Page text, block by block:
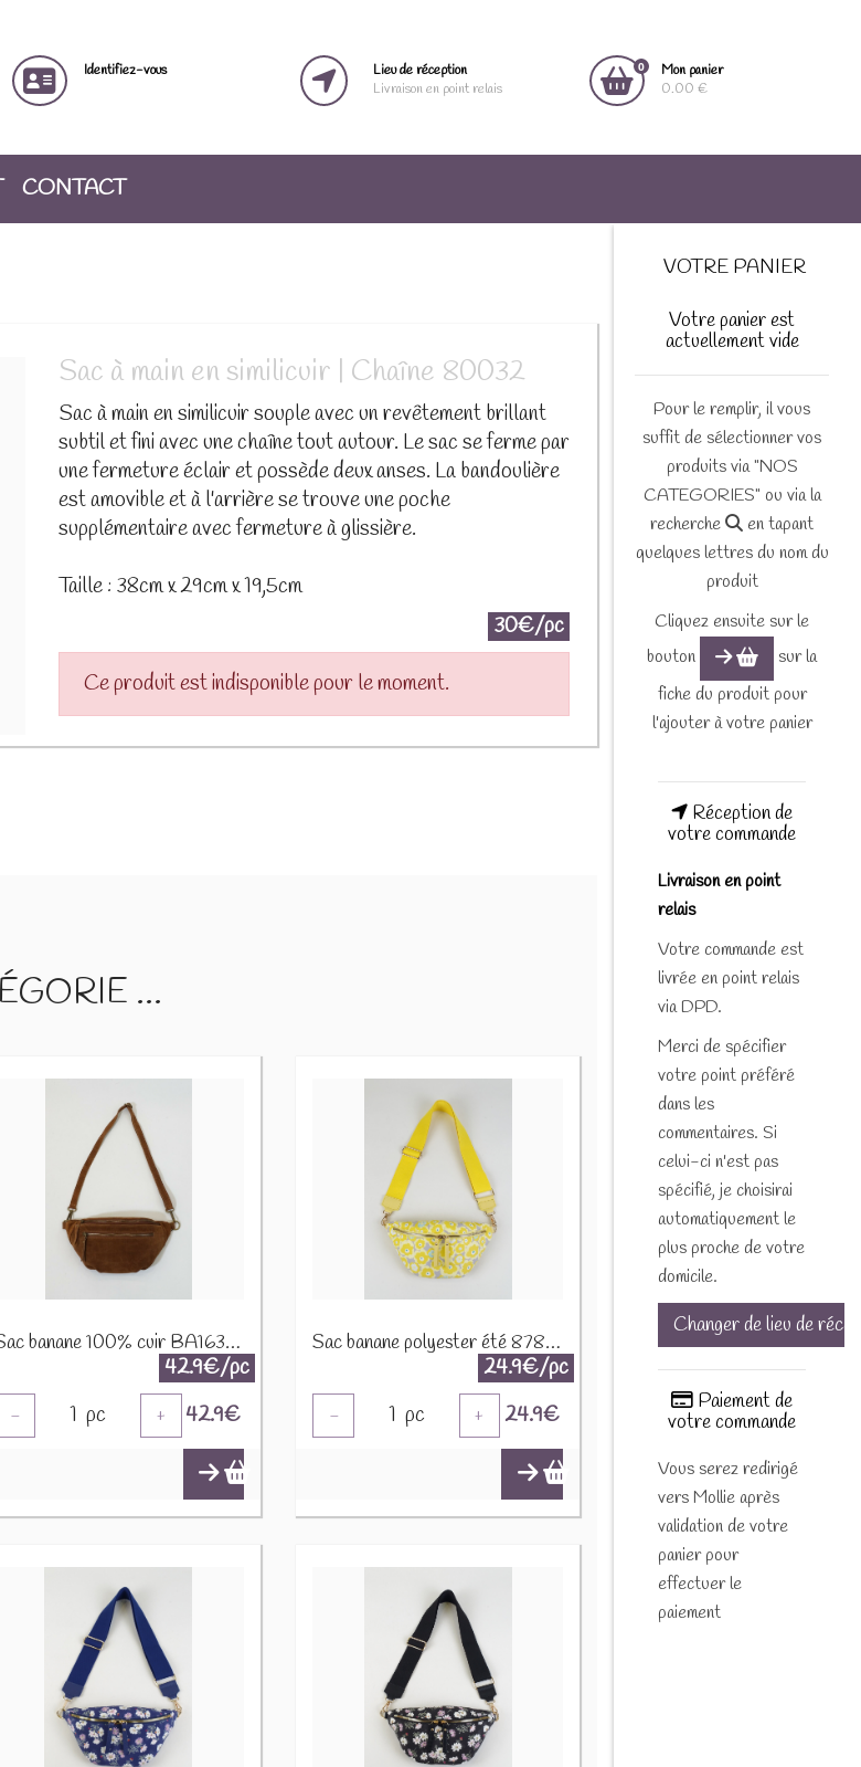
Identifiez-vous
Lieu de réception
Livraison en point relais
0
Mon panier
0.00 €
CONTACT
Sac à main en similicuir | Chaîne 80032
Sac à main en similicuir souple avec un revêtement brillant
subtil et fini avec une chaîne tout autour. Le sac se ferme par
une fermeture éclair et possède deux anses. La bandoulière
est amovible et à l'arrière se trouve une poche
supplémentaire avec fermeture à glissière.
Taille : 38cm x 29cm x 19,5cm
30€/pc
Ce produit est indisponible pour le moment.
...
Sac banane 100% cuir BA163Da Cognac
42.9€/pc
- 1 pc + 42.9€
Sac banane polyester été 87808 Jaune citron
24.9€/pc
- 1 pc + 24.9€
VOTRE PANIER
Votre panier est
actuellement vide
Pour le remplir, il vous
suffit de sélectionner vos
produits via "NOS
CATEGORIES" ou via la
recherche
en tapant
quelques lettres du nom du
produit
Cliquez ensuite sur le
bouton
sur la
fiche du produit pour
l'ajouter à votre panier
Réception de
votre commande
Livraison en point
relais
Votre commande est
livrée en point relais
via DPD.
Merci de spécifier
votre point préféré
dans les
commentaires. Si
celui-ci n'est pas
spécifié, je choisirai
automatiquement le
plus proche de votre
domicile.
Changer de lieu de
Paiement de
votre commande
Vous serez redirigé
vers Mollie après
validation de votre
panier pour
effectuer le
paiement